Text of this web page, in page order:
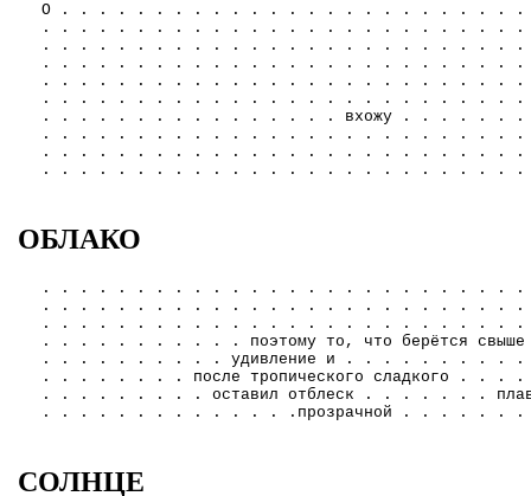
О . . . . . . . . . . . . . . . . . . . . . . . . . . .
. . . . . . . . . . . . . . . . . . . . . . . . . . . .
. . . . . . . . . . . . . . . . . . . . . . . . . . .
. . . . . . . . . . . . . . . . . . . . . . . . . . .
. . . . . . . . . . . . . . . . . . . . . . . . . . . .
. . . . . . . . . . . . . . . . . . . . . . . . . . . .
. . . . . . . . . . . . . . . . вхожу . . . . . .
. . . . . . . . . . . . . . . . . . . . . . . . . . .
. . . . . . . . . . . . . . . . . . . . . . . . . . .
. . . . . . . . . . . . . . . . . . . . . . . . . .
ОБЛАКО
. . . . . . . . . . . . . . . . . . . . . . . . .
. . . . . . . . . . . . . . . . . . . . . . . . .
. . . . . . . . . . . . . . . . . . . . . . . . .
. . . . . . . . . . . поэтому то, что берётся
. . . . . . . . . . удивление и . . . . . . . .
. . . . . . . . после тропического сладкого
. . . . . . . . . оставил отблеск . . . . . . .
. . . . . . . . . . . . . .прозрачной . . . . .
СОЛНЦЕ